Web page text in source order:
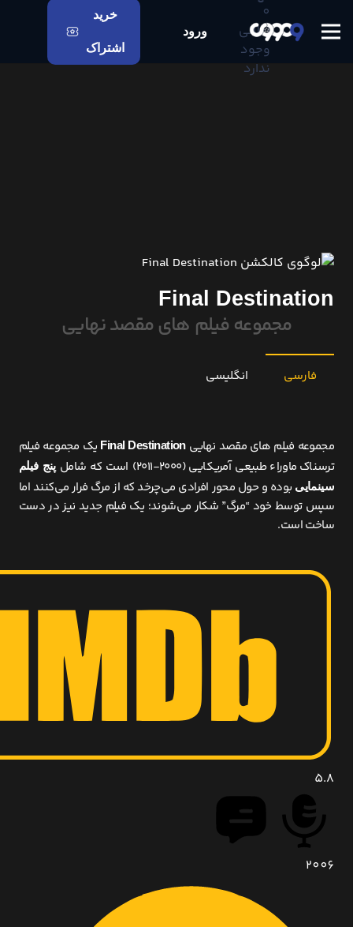
0
اعلانی
وجود
ندارد
ورود
خرید
اشتراک
Final Destination
مجموعه فیلم های مقصد نهایی
فارسی انگلیسی
مجموعه فیلم های مقصد نهاییFinal Destination یک مجموعه فیلم
ترسناک ماوراء طبیعی آمریکایی (۲۰۰۰-۲۰۱۱) است که شامل
پنج فیلم
سینمایی بوده و حول محور افرادی می‌چرخد که از مرگ فرار می‌کنند اما
سپس توسط خود “مرگ” شکار می‌شوند؛ یک فیلم جدید نیز در دست
ساخت است.
5.8
2006